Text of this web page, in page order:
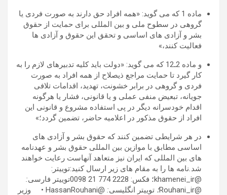
ماده 1 که می گويد: «همه افراد حق دارند به صورت فردی يا
گروهی در سطوح ملی و بين المللی برای حمايت از حقوق
بشر و آزادی های اساسی و تحقق این حقوق و آزادی ها
فعالیت کنند،»
و ماده 2ـ12 که می گويد: «دولت بايد کليه تدبيرهای لازم را به
کار گیرد تا حمايت مراجع ذیصلاح از همه افراد به صورت
فردی و گروهی در برابر خشونت، تهديد، اقدامات تلافی
جويانه، تبعيض منفی عملی و يا قانونی، فشار یا هرگونه
اقدام خودسرانه ديگر در پی استفاده مشروع و قانونی اين
افراد از حقوق مذکور در اعلاميه حاضر، تضمين گردد؛»
در هر شرایطی تضمین کنند که حقوق بشر و آزادی های
اساسی مطابق با موازین بین المللی حقوق بشر و عهدنامه
های بین المللی که ایران نیز متعاهد آنهاست رعایت خواهند
شد نامه ها را به مقام های زیر ارسال کنید:توییتر:
@khamenei_ir؛ فکس: 2228 774 21 0098توییتر فارسی
:
@Rouhani_ir
؛ توییتر انگلیسی:
@HassanRouhani • وزیر